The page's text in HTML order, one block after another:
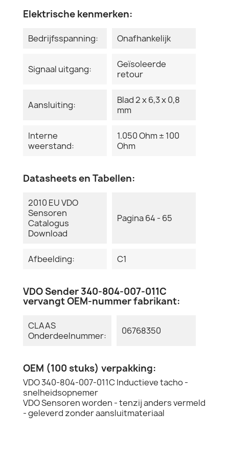
Elektrische kenmerken:
Bedrijfsspanning: Onafhankelijk
Signaal uitgang:
Geïsoleerde
retour
Aansluiting:
Blad 2 x 6,3 x 0,8
mm
Interne
weerstand:
1.050 Ohm ± 100
Ohm
Datasheets en Tabellen:
2010 EU VDO
Sensoren
Catalogus
Download
Pagina 64 - 65
Afbeelding: C1
VDO Sender 340-804-007-011C
vervangt OEM-nummer fabrikant:
CLAAS
Onderdeelnummer:
06768350
OEM (100 stuks) verpakking:
VDO 340-804-007-011C Inductieve tacho -
snelheidsopnemer
VDO Sensoren worden - tenzij anders vermeld
- geleverd zonder aansluitmateriaal